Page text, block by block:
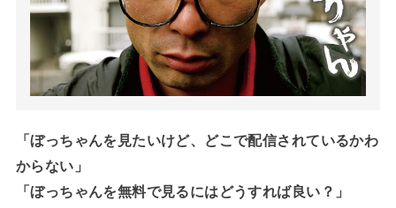
「ぼっちゃんを見たいけど、どこで配信されているかわ
からない」
「ぼっちゃんを無料で見るにはどうすれば良い？」